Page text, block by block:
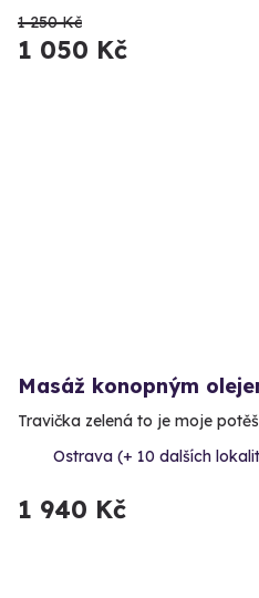
1 250 Kč
1 050 Kč
Masáž konopným
Travička zelená to je moje
Ostrava (+ 10 dalších
1 940 Kč